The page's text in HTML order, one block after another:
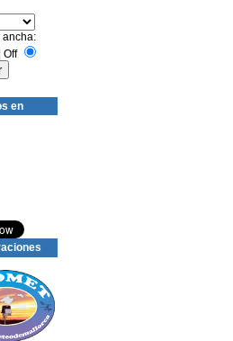
ancha:
Off
en